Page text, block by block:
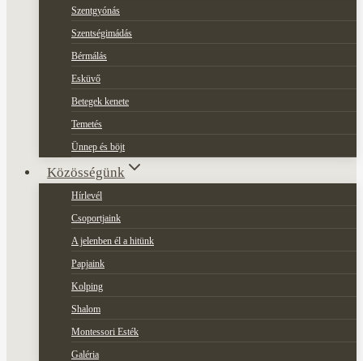
Szentgyónás
Szentségimádás
Bérmálás
Esküvő
Betegek kenete
Temetés
Ünnep és böjt
Közösségünk
Hírlevél
Csoportjaink
A jelenben él a hitünk
Papjaink
Kolping
Shalom
Montessori Esték
Galéria